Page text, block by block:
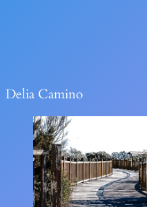
Delia Camino